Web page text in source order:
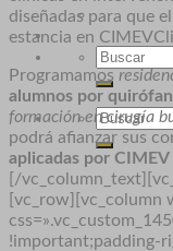
diseñadas para que
estancia en
Programamos
alumnos por
formación en cirugía
podrá afianzar sus
aplicadas por
[/
[vc_row][vc_column
!important;padding-